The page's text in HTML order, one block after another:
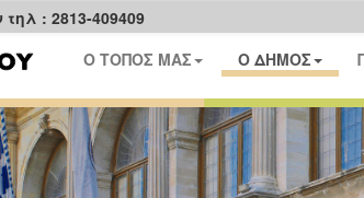
: 2813-409409
Ο ΤΟΠΟΣ ΜΑΣ Ο ΔΗΜΟΣ